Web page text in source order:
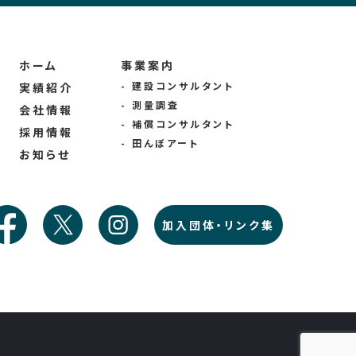
ホーム
実績紹介
会社情報
採用情報
お知らせ
事業案内
- 建設コンサルタント
- 測量調査
- 補償コンサルタント
- 田んぼアート
加入団体・リンク集